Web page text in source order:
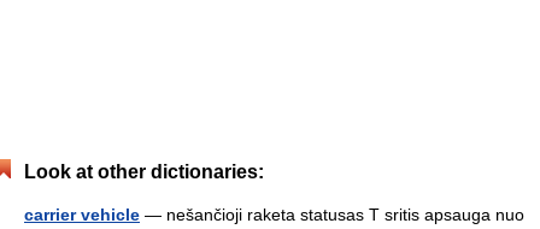
Look at other dictionaries:
carrier vehicle — nešančioji raketa statusas T sritis apsauga nuo